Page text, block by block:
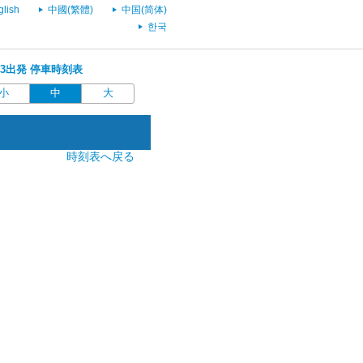
中國(繁體)
中国(简体)
한국
出発 停車時刻表
中 大
時刻表へ戻る